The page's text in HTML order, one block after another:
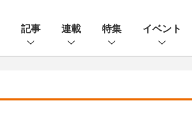
記事 連載 特集 イベント